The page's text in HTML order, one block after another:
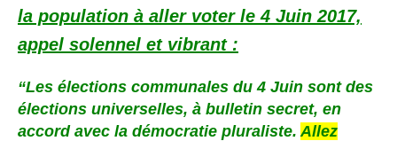
la population à aller voter le 4 Juin 2017,
appel solennel et vibrant :
“Les élections communales du 4 Juin sont des
élections universelles, à bulletin secret, en
accord avec la démocratie pluraliste.Allez